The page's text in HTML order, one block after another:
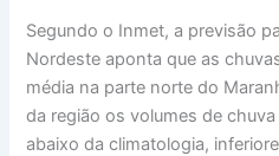
Segundo o Inmet, a previsão
Nordeste aponta que as
média na parte norte do
da região os volumes de
abaixo da climatologia,